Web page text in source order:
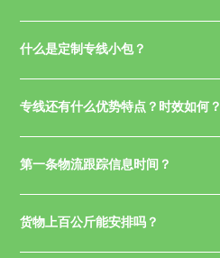
什么是定制专线小包？
专线还有什么优势特点？时效如何？
第一条物流跟踪信息时间？
货物上百公斤能安排吗？